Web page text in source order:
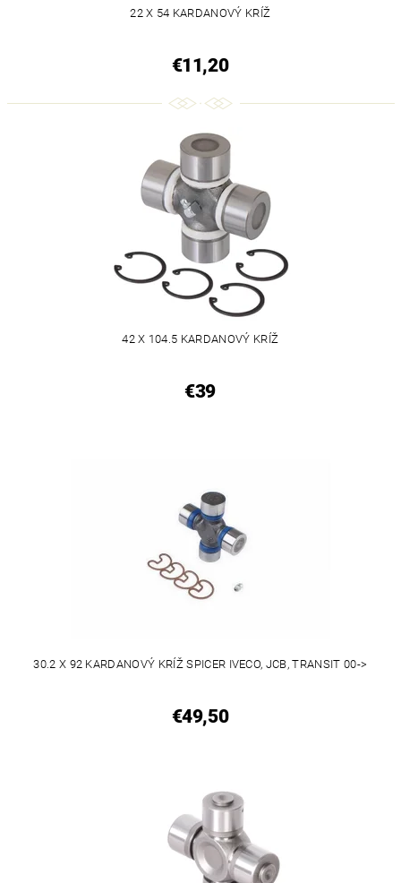
22 X 54 KARDANOVÝ KRÍŽ
€11,20
42 X 104.5 KARDANOVÝ KRÍŽ
€39
30.2 X 92 KARDANOVÝ KRÍŽ SPICER IVECO, JCB, TRANSIT 00->
€49,50